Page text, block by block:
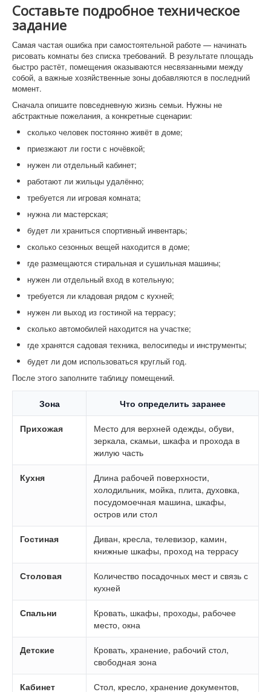
Составьте подробное техническое
задание
Самая частая ошибка при самостоятельной работе — начинать
рисовать комнаты без списка требований. В результате площадь
быстро растёт, помещения оказываются несвязанными между
собой, а важные хозяйственные зоны добавляются в последний
момент.
Сначала опишите повседневную жизнь семьи. Нужны не
абстрактные пожелания, а конкретные сценарии:
сколько человек постоянно живёт в доме;
приезжают ли гости с ночёвкой;
нужен ли отдельный кабинет;
работают ли жильцы удалённо;
требуется ли игровая комната;
нужна ли мастерская;
будет ли храниться спортивный инвентарь;
сколько сезонных вещей находится в доме;
где размещаются стиральная и сушильная машины;
нужен ли отдельный вход в котельную;
требуется ли кладовая рядом с кухней;
нужен ли выход из гостиной на террасу;
сколько автомобилей находится на участке;
где хранятся садовая техника, велосипеды и инструменты;
будет ли дом использоваться круглый год.
После этого заполните таблицу помещений.
Зона Что определить заранее
Прихожая
Место для верхней одежды, обуви,
зеркала, скамьи, шкафа и прохода в
жилую часть
Кухня
Длина рабочей поверхности,
холодильник, мойка, плита, духовка,
посудомоечная машина, шкафы,
остров или стол
Гостиная
Диван, кресла, телевизор, камин,
книжные шкафы, проход на террасу
Столовая
Количество посадочных мест и связь с
кухней
Спальни
Кровать, шкафы, проходы, рабочее
место, окна
Детские
Кровать, хранение, рабочий стол,
свободная зона
Кабинет Стол, кресло, хранение документов,